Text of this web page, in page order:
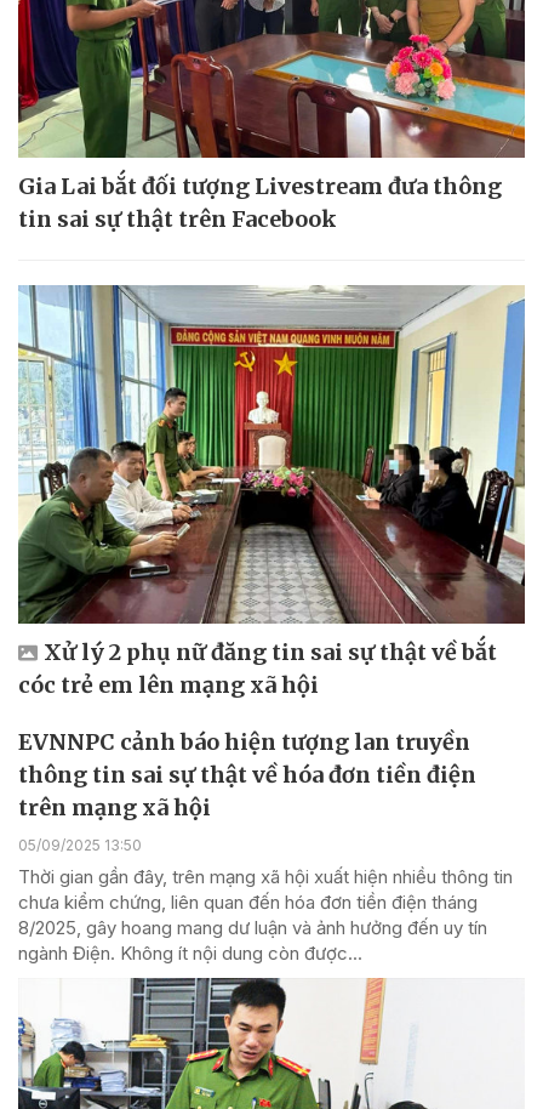
Gia Lai bắt đối tượng Livestream đưa thông
tin sai sự thật trên Facebook
Xử lý 2 phụ nữ đăng tin sai sự thật về bắt
cóc trẻ em lên mạng xã hội
EVNNPC cảnh báo hiện tượng lan truyền
thông tin sai sự thật về hóa đơn tiền điện
trên mạng xã hội
05/09/2025 13:50
Thời gian gần đây, trên mạng xã hội xuất hiện nhiều thông tin
chưa kiểm chứng, liên quan đến hóa đơn tiền điện tháng
8/2025, gây hoang mang dư luận và ảnh hưởng đến uy tín
ngành Điện. Không ít nội dung còn được...